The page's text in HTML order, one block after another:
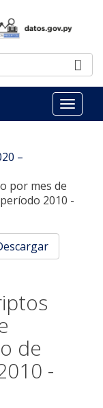
Toggle
–
por mes de
2010 -
de
-